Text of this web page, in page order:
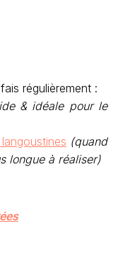
régulièrement :
& idéale pour le
(quand
longue à réaliser)